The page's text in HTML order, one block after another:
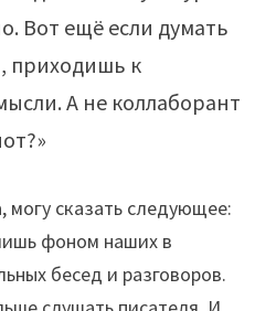
Вот ещё если думать
приходишь к
А не коллаборант
сказать следующее:
фоном наших в
бесед и разговоров.